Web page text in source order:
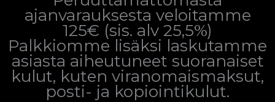
ajanvarauksesta veloitamme
125€ (sis. alv 25,5%)
Palkkiomme lisäksi laskutamme
asiasta aiheutuneet suoranaiset
kulut, kuten viranomaismaksut,
posti- ja kopiointikulut.